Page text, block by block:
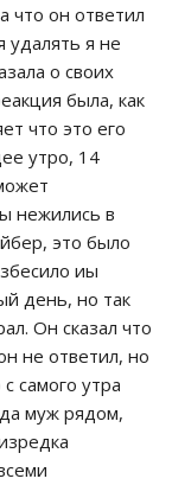
что он ответил
удалять я не
о своих
была, как
что это его
утро, 14
нежились в
это было
иы
день, но так
Он сказал что
не ответил, но
самого утра
муж рядом,